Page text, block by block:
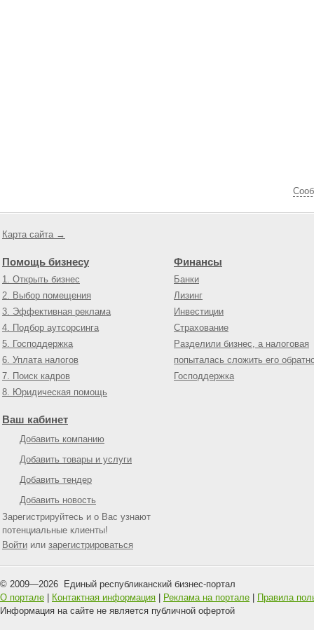
Карта сайта →
Помощь бизнесу
1. Открыть бизнес
2. Выбор помещения
3. Эффективная реклама
4. Подбор аутсорсинга
5. Господдержка
6. Уплата налогов
7. Поиск кадров
8. Юридическая помощь
Финансы
Банки
Лизинг
Инвестиции
Страхование
Разделили бизнес, а налоговая
попыталась сложить его
Господдержка
Ваш кабинет
Добавить компанию
Добавить товары и услуги
Добавить тендер
Добавить новость
Зарегистрируйтесь и о Вас узнают
потенциальные клиенты!
Войти или зарегистрироваться
© 2009—2026 Единый республиканский бизнес-портал
О портале
Контактная информация Реклама на портале
Правила
Информация на сайте не является публичной офертой